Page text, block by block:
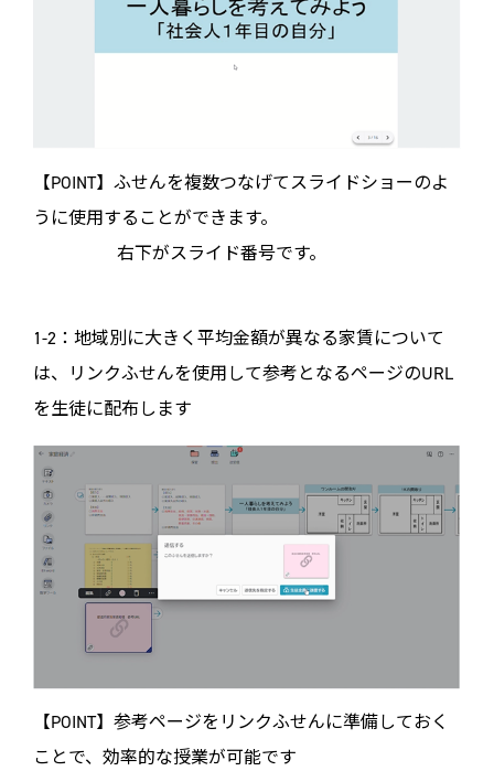
【POINT】ふせんを複数つなげてスライドショーのよ
うに使用することができます。
右下がスライド番号です。
1-2：地域別に大きく平均金額が異なる家賃について
は、リンクふせんを使用して参考となるページのURL
を生徒に配布します
【POINT】参考ページをリンクふせんに準備しておく
ことで、効率的な授業が可能です